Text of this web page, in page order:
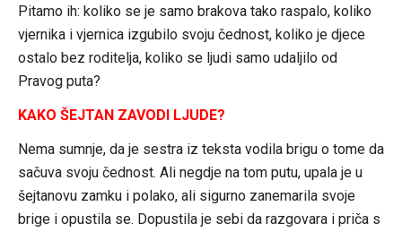
Pitamo ih: koliko se je samo brakova tako raspalo, koliko
vjernika i vjernica izgubilo svoju čednost, koliko je djece
ostalo bez roditelja, koliko se ljudi samo udaljilo od
Pravog puta?
KAKO ŠEJTAN ZAVODI LJUDE?
Nema sumnje, da je sestra iz teksta vodila brigu o tome da
sačuva svoju čednost. Ali negdje na tom putu, upala je u
šejtanovu zamku i polako, ali sigurno zanemarila svoje
brige i opustila se. Dopustila je sebi da razgovara i priča s